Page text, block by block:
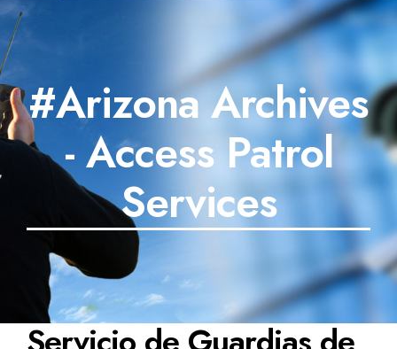
#Arizona Archives
- Access Patrol
Services